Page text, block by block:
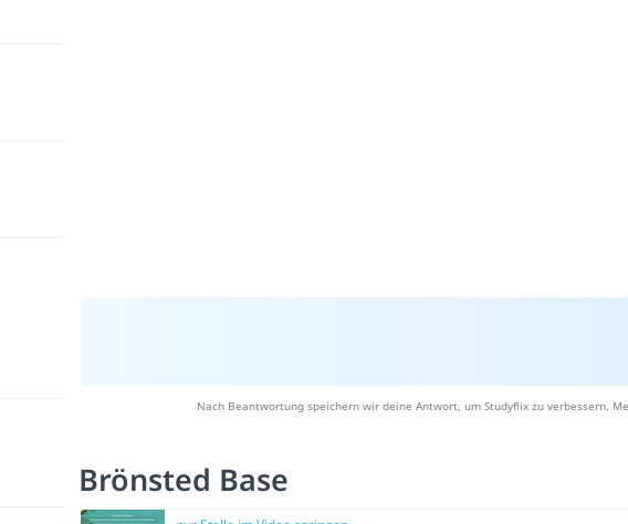
Nach Beantwortung speichern wir deine Antwort, um Studyflix zu verbessern.
Brönsted Base